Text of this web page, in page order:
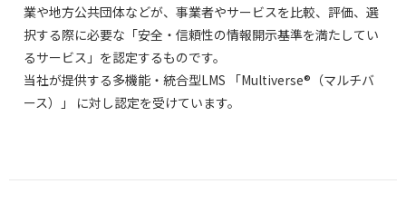
業や地方公共団体などが、事業者やサービスを比較、評価、選
択する際に必要な「安全・信頼性の情報開示基準を満たしてい
るサービス」を認定するものです。
当社が提供する多機能・統合型LMS 「Multiverse®（マルチバ
ース）」 に対し認定を受けています。